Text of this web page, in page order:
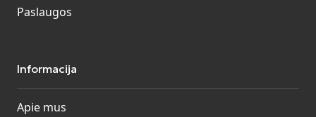
Paslaugos
Informacija
Apie mus